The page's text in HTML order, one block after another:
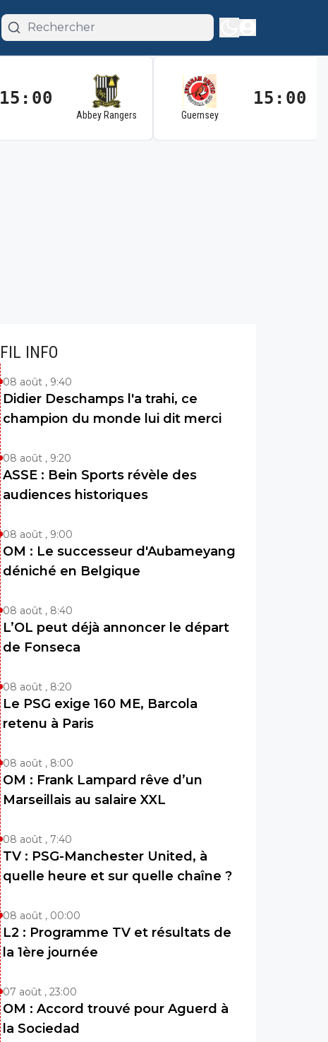
15:00
Abbey Rangers Guernsey
15:00
FIL INFO
08 août , 9:40
Didier Deschamps l'a trahi, ce
champion du monde lui dit merci
08 août , 9:20
ASSE : Bein Sports révèle des
audiences historiques
08 août , 9:00
OM : Le successeur d'Aubameyang
déniché en Belgique
08 août , 8:40
L’OL peut déjà annoncer le départ
de Fonseca
08 août , 8:20
Le PSG exige 160 ME, Barcola
retenu à Paris
08 août , 8:00
OM : Frank Lampard rêve d’un
Marseillais au salaire XXL
08 août , 7:40
TV : PSG-Manchester United, à
quelle heure et sur quelle chaîne ?
08 août , 00:00
L2 : Programme TV et résultats de
la 1ère journée
07 août , 23:00
OM : Accord trouvé pour Aguerd à
la Sociedad